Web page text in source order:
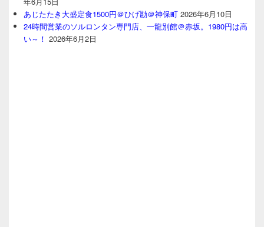
あじたたき大盛定食1500円＠ひげ勘＠神保町 2026年6月10日
24時間営業のソルロンタン専門店、一龍別館＠赤坂。1980円は高
い～！ 2026年6月2日